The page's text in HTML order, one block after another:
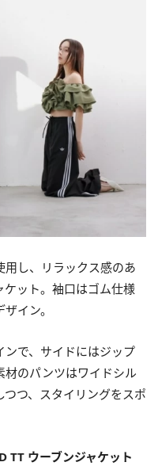
し、リラックス感のあ
ット。袖口はゴム仕様
イン。
ンで、サイドにはジップ
材のパンツはワイドシル
つ、スタイリングをスポ
ウーブンジャケット